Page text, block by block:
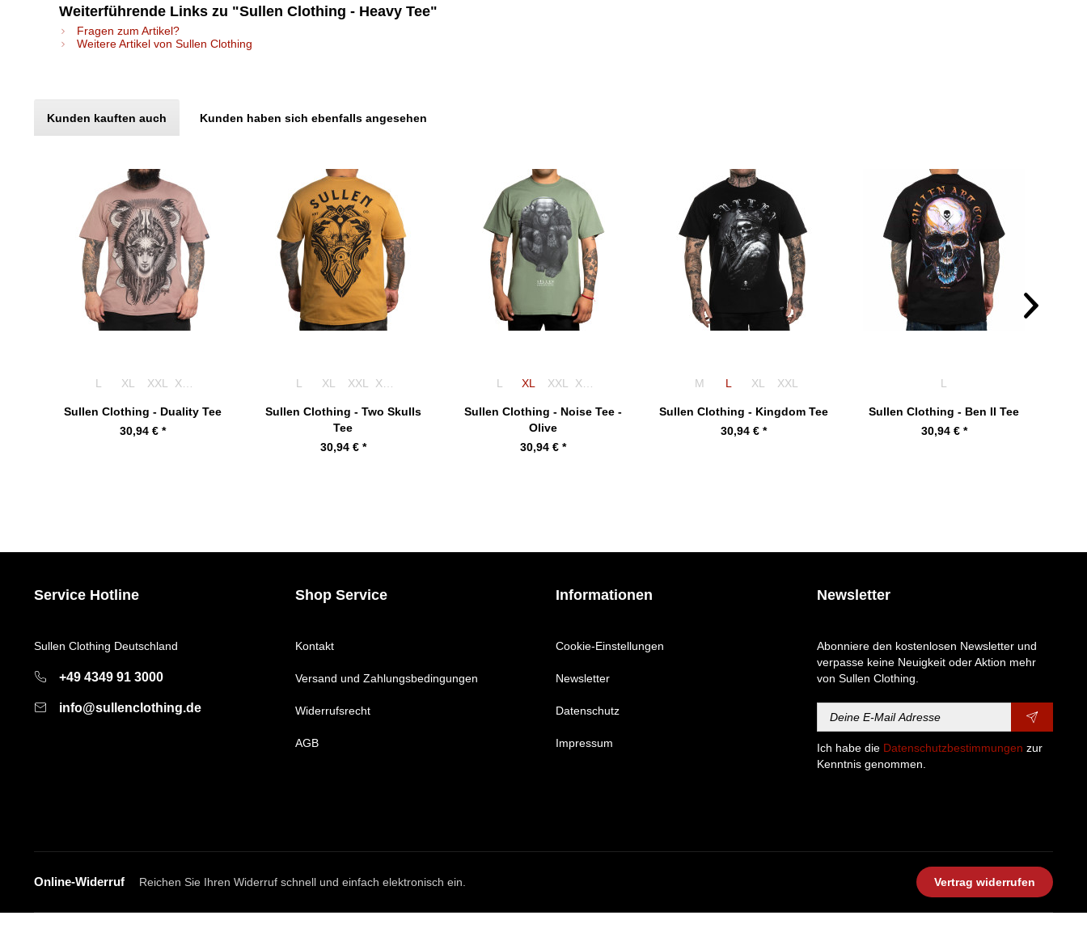
Weiterführende Links zu "Sullen Clothing - Heavy Tee"
Fragen zum Artikel?
Weitere Artikel von Sullen Clothing
Kunden kauften auch Kunden haben sich ebenfalls angesehen
L XL XXL
Sullen Clothing - Duality Tee
30,94 € *
L XL XXL
Sullen Clothing - Two Skulls
Tee
30,94 € *
L XL XXL
Sullen Clothing - Noise Tee -
Olive
30,94 € *
M L XL XXL
Sullen Clothing - Kingdom Tee
30,94 € *
L
Sullen Clothing - Ben II Tee
30,94 € *
Service Hotline
Sullen Clothing Deutschland
+49 4349 91 3000
info@sullenclothing.de
Shop Service
Kontakt
Versand und Zahlungsbedingungen
Widerrufsrecht
AGB
Informationen
Cookie-Einstellungen
Newsletter
Datenschutz
Impressum
Newsletter
Abonniere den kostenlosen Newsletter und
verpasse keine Neuigkeit oder Aktion mehr
von Sullen Clothing.
Ich habe die Datenschutzbestimmungen zur
Kenntnis genommen.
Online-Widerruf Reichen Sie Ihren Widerruf schnell und einfach elektronisch ein. Vertrag widerrufen